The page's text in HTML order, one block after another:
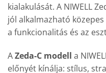
kialakulását. A NIWELL
jól alkalmazható
a funkcionalitás és az
AZeda-C modell a
előnyét kínálja: stílus,